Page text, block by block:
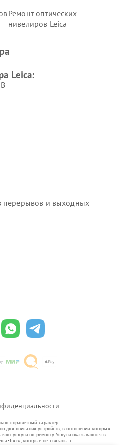
Ремонт оптических
нивелиров Leica
Leica:
перерывов и выходных
справочный характер.
для описания устройств, в отношении которых
услуги по ремонту. Услуги оказываются в
fix.ru, которые не связаны с